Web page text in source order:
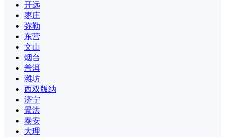
开远
枣庄
弥勒
东营
文山
烟台
普洱
潍坊
西双版纳
济宁
景洪
泰安
大理